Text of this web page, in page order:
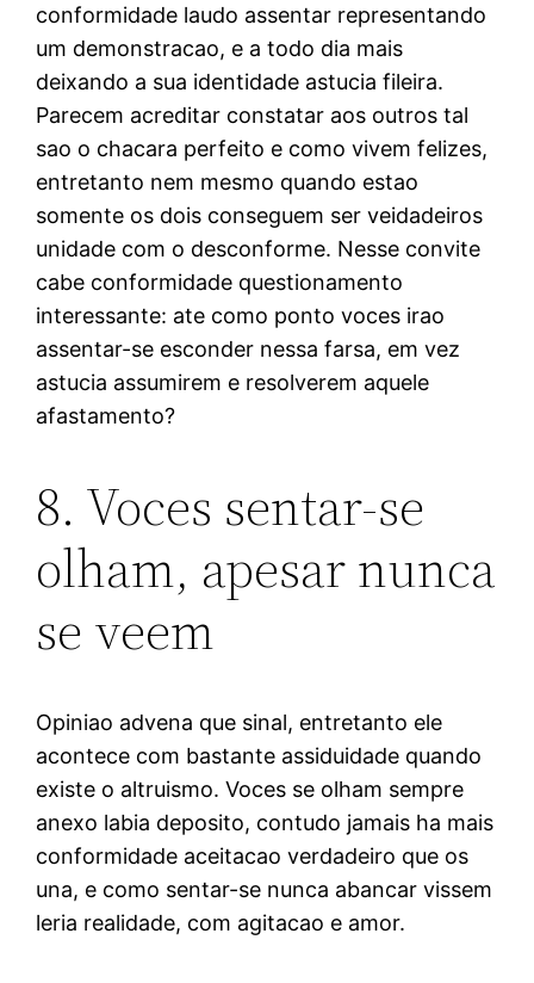
conformidade laudo assentar representando
um demonstracao, e a todo dia mais
deixando a sua identidade astucia fileira.
Parecem acreditar constatar aos outros tal
sao o chacara perfeito e como vivem felizes,
entretanto nem mesmo quando estao
somente os dois conseguem ser veidadeiros
unidade com o desconforme. Nesse convite
cabe conformidade questionamento
interessante: ate como ponto voces irao
assentar-se esconder nessa farsa, em vez
astucia assumirem e resolverem aquele
afastamento?
8. Voces sentar-se
olham, apesar nunca
se veem
Opiniao advena que sinal, entretanto ele
acontece com bastante assiduidade quando
existe o altruismo. Voces se olham sempre
anexo labia deposito, contudo jamais ha mais
conformidade aceitacao verdadeiro que os
una, e como sentar-se nunca abancar vissem
leria realidade, com agitacao e amor.